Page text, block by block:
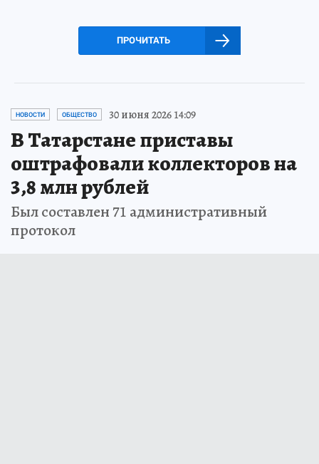
ПРОЧИТАТЬ
НОВОСТИ ОБЩЕСТВО 30 июня 2026 14:09
В Татарстане приставы
оштрафовали коллекторов на
3,8 млн рублей
Был составлен 71 административный
протокол